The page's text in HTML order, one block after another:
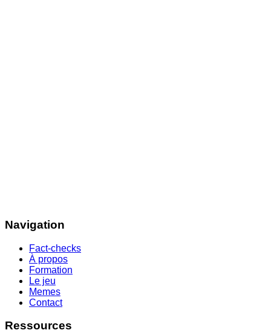
Navigation
Fact-checks
À propos
Formation
Le jeu
Memes
Contact
Ressources